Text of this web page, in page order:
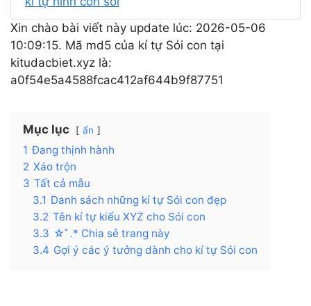
Xin chào bài viết này update lúc: 2026-05-06
10:09:15. Mã md5 của kí tự Sói con tại
kitudacbiet.xyz là:
a0f54e5a4588fcac412af644b9f87751
Mục lục ẩn
1 Đang thịnh hành
2 Xáo trộn
3 Tất cả mẫu
3.1 Danh sách những kí tự Sói con đẹp
3.2 Tên kí tự kiểu XYZ cho Sói con
3.3 ☆ﾟ.* Chia sẻ trang này
3.4 Gợi ý các ý tưởng dành cho kí tự Sói con